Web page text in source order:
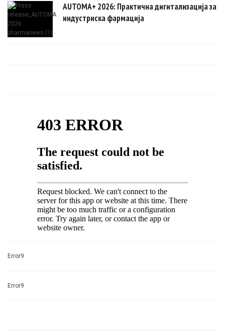
AUTOMA+ 2026: Практична дигитализација за
индустриска фармација
Error9
Error9